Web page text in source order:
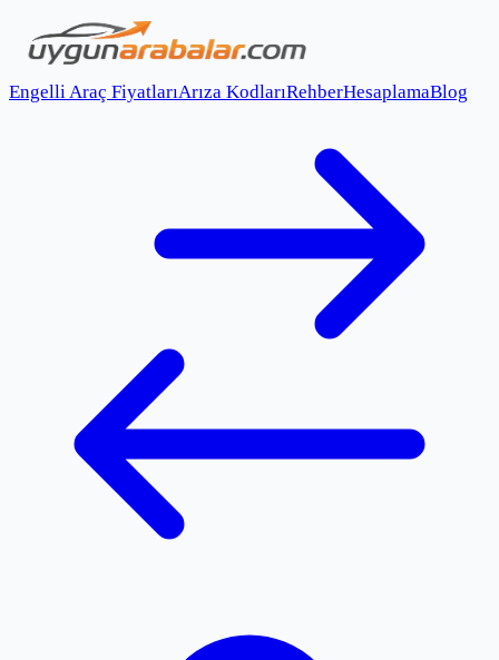
Engelli Araç FiyatlarıArıza KodlarıRehberHesaplamaBlog